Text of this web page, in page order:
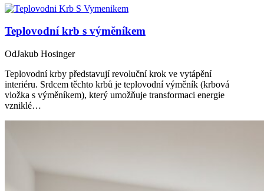
Teplovodní krb s výměníkem
OdJakub Hosinger
Teplovodní krby představují revoluční krok ve vytápění
interiéru. Srdcem těchto krbů je teplovodní výměník (krbová
vložka s výměníkem), který umožňuje transformaci energie
vzniklé…